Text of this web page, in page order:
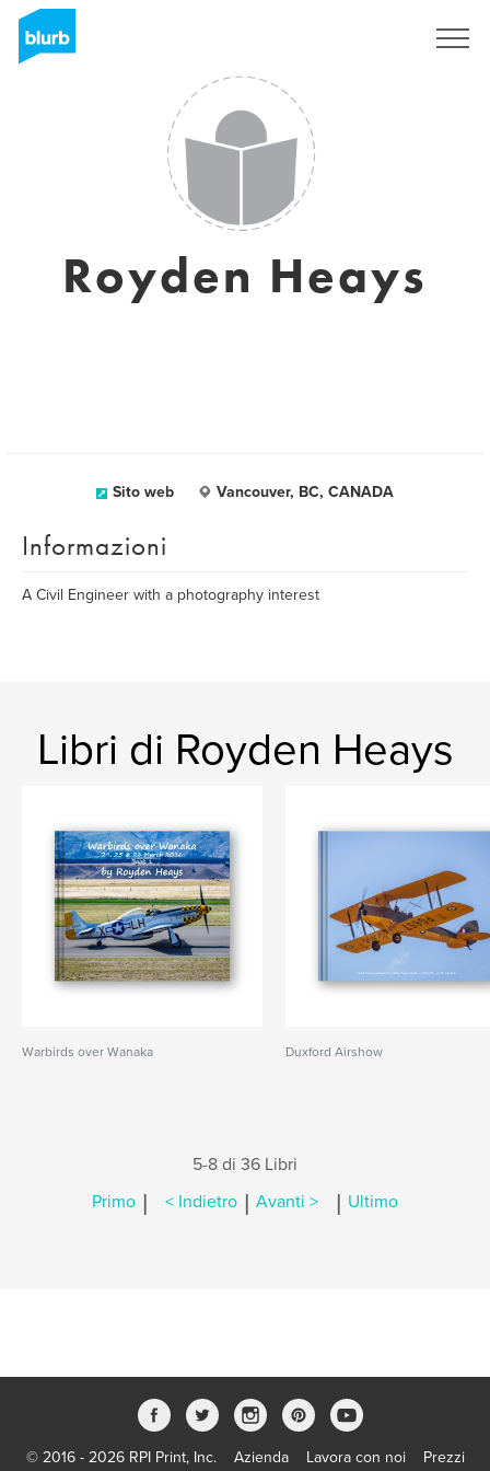
Royden Heays
Sito web Vancouver, BC, CANADA
Informazioni
A Civil Engineer with a photography interest
Libri di Royden Heays
Warbirds over Wanaka Duxford Airshow
5-8 di 36 Libri
Primo | < Indietro | Avanti > | Ultimo
© 2016 - 2026 RPI Print, Inc. Azienda Lavora con noi Prezzi